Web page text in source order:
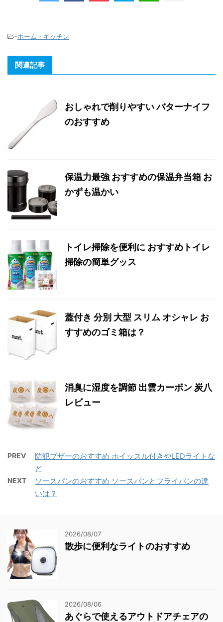
-ホーム・キッチン
関連記事
おしゃれで削りやすい バターナイフ
のおすすめ
保温力最強 おすすめの保温弁当箱 お
かずも温かい
トイレ掃除を便利に おすすめトイレ
掃除の簡単グッス
蓋付き 分別 大型 スリム オシャレ お
すすめのゴミ箱は？
消臭に湿度を調節 出雲カーボン 炭八
レビュー
PREV
防犯ブザーのおすすめ ホイッスル付きやLEDライトな
ど
NEXT
ソースパンのおすすめ ソースパンとフライパンの違
いは？
2026/08/07
散歩に便利なライトのおすすめ
2026/08/06
あぐらで使えるアウトドアチェアの